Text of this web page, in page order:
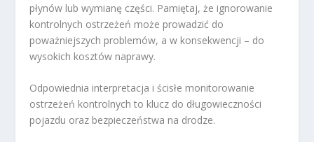
płynów lub wymianę części. Pamiętaj, że ignorowanie
kontrolnych ostrzeżeń może prowadzić do
poważniejszych problemów, a w konsekwencji – do
wysokich kosztów naprawy.
Odpowiednia interpretacja i ścisłe monitorowanie
ostrzeżeń kontrolnych to klucz do długowieczności
pojazdu oraz bezpieczeństwa na drodze.